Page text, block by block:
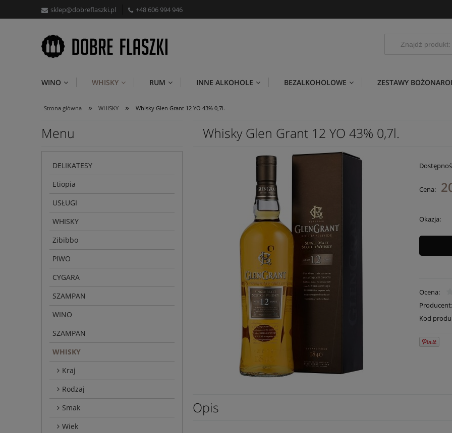
sklep@dobreflaszki.pl +48 606 994 946
WINO WHISKY RUM INNE ALKOHOLE BEZALKOHOLOWE ZESTAWY
Strona główna » WHISKY » Whisky Glen Grant 12 YO 43% 0,7l.
Menu
DELIKATESY
Etiopia
USŁUGI
WHISKY
Zibibbo
PIWO
CYGARA
SZAMPAN
WINO
SZAMPAN
WHISKY
Kraj
Rodzaj
Smak
Wiek
Whisky Glen Grant 12 YO 43% 0,7l.
Cena:
Okazja:
Ocena:
Producent:
Kod
Opis